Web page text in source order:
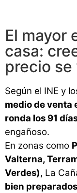
El mayor
casa:
precio
Según el INE y
medio de venta
ronda los 91
engañoso.
En zonas como
Valterna,
Verdes), La
bien preparados